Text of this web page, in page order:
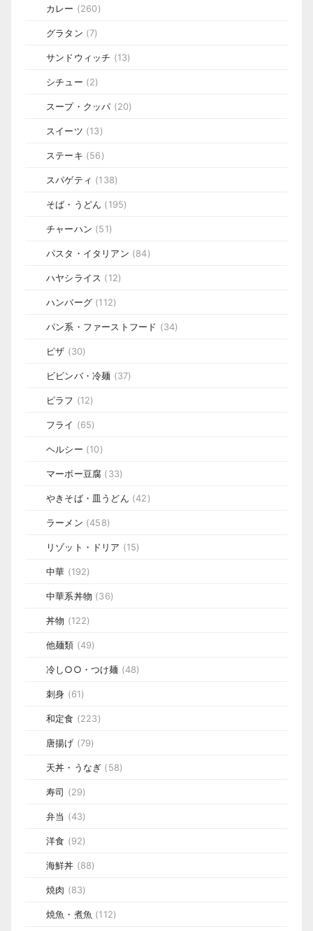
カレー (260)
グラタン (7)
サンドウィッチ (13)
シチュー (2)
スープ・クッパ (20)
スイーツ (13)
ステーキ (56)
スパゲティ (138)
そば・うどん (195)
チャーハン (51)
パスタ・イタリアン (84)
ハヤシライス (12)
ハンバーグ (112)
パン系・ファーストフード (34)
ピザ (30)
ビビンバ・冷麺 (37)
ピラフ (12)
フライ (65)
ヘルシー (10)
マーボー豆腐 (33)
やきそば・皿うどん (42)
ラーメン (458)
リゾット・ドリア (15)
中華 (192)
中華系丼物 (36)
丼物 (122)
他麺類 (49)
冷し○○・つけ麺 (48)
刺身 (61)
和定食 (223)
唐揚げ (79)
天丼・うなぎ (58)
寿司 (29)
弁当 (43)
洋食 (92)
海鮮丼 (88)
焼肉 (83)
焼魚・煮魚 (112)